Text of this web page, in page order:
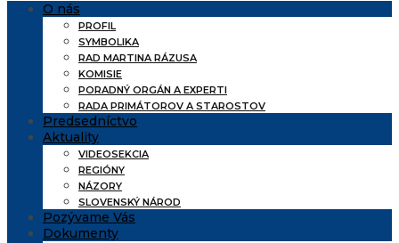
O nás
PROFIL
SYMBOLIKA
RAD MARTINA RÁZUSA
KOMISIE
PORADNÝ ORGÁN A EXPERTI
RADA PRIMÁTOROV A STAROSTOV
Predsedníctvo
Aktuality
VIDEOSEKCIA
REGIÓNY
NÁZORY
SLOVENSKÝ NÁROD
Pozývame Vás
Dokumenty